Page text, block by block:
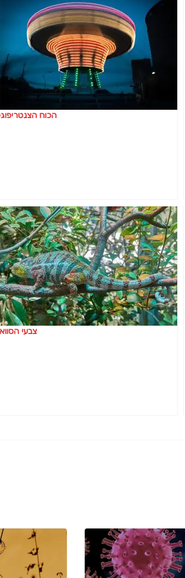
הכוח
צבעי